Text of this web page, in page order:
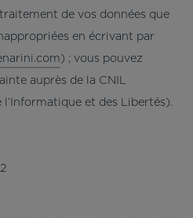
de vos données que
en écrivant par
) ; vous pouvez
auprès de la CNIL
et des Libertés).